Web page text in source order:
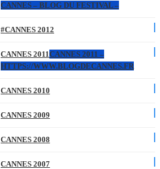
CANNES – BLOG DU FESTIVAL –
#CANNES 2012
CANNES 2011CANNES 2011 –
HTTPS://WWW.BLOGDECANNES.FR
CANNES 2010
CANNES 2009
CANNES 2008
CANNES 2007